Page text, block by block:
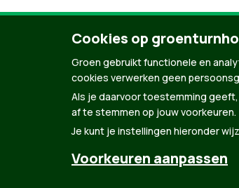
© Copyright Groen 2026 |
Cookies op
Groen gebruikt functionele en
cookies verwerken geen
Als je daarvoor toestemming
af te stemmen op jouw voorkeuren.
Je kunt je instellingen hieronder
Voorkeuren aanpassen